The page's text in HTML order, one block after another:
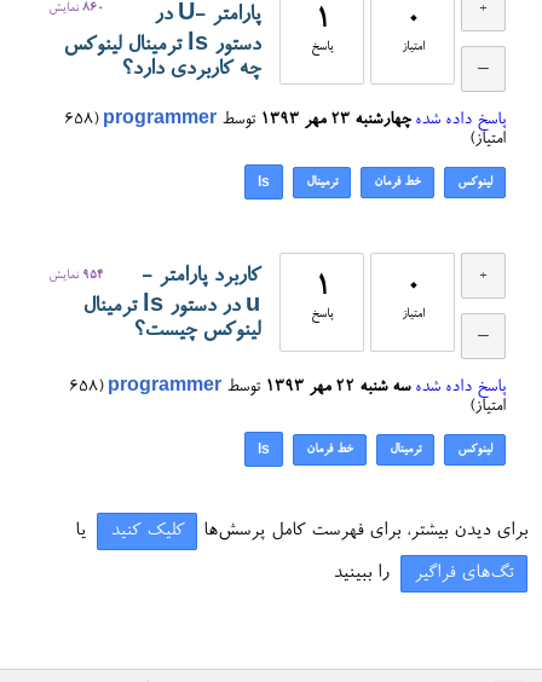
0
امتیاز
1
پاسخ
860 نمایش
پارامتر -U در
دستور ls ترمینال لینوکس
چه کاربردی دارد؟
پاسخ داده شده چهارشنبه ۲۳ مهر ۱۳۹۳ توسط programmer
(
658
امتیاز)
لینوکس خط فرمان ترمینال ls
0
امتیاز
1
پاسخ
954 نمایش
کاربرد پارامتر -
u در دستور ls ترمینال
لینوکس چیست؟
پاسخ داده شده سه شنبه ۲۲ مهر ۱۳۹۳ توسط programmer
(
658
امتیاز)
لینوکس ترمینال خط فرمان ls
برای دیدن بیشتر، برای فهرست کامل پرسش‌ها کلیک کنید یا
تگ‌های فراگیر را ببینید